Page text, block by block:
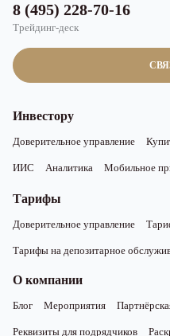
8 (495) 228-70-16
Трейдинг-деск
Инвестору
Доверительное управление
ИИС Аналитика Мобильное
Тарифы
Доверительное управление
Тарифы на депозитарное
О компании
Блог Мероприятия
Реквизиты для подрядчиков